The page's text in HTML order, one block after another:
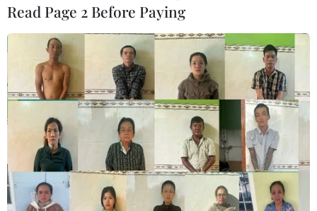
Jesse Armstrong, tác giả của “Succession,” cùng dàn diễn viên
nhận giải Emmy. (Nguồn: Getty Images)
Ngày 16/1, các ngôi sao nổi tiếng thế giới đã tề
tựu tại thành phố Los Angeles của Mỹ để tham
dự Lễ trao giải Emmy hằng năm, sau khi sự
Read Page 2 Before Paying